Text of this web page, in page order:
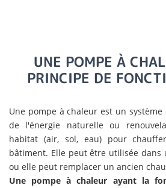
UNE POMPE À
PRINCIPE DE
Une pompe à chaleur est un
de l'énergie naturelle ou
habitat (air, sol, eau) pour
bâtiment. Elle peut être utilisée dans
ou elle peut remplacer un ancien
Une pompe à chaleur ayant la